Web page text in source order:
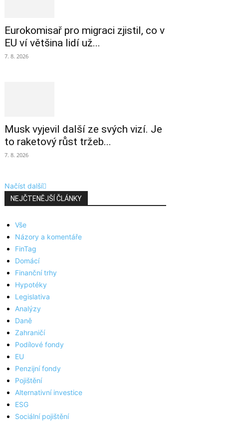
Eurokomisař pro migraci zjistil, co v
EU ví většina lidí už...
7. 8. 2026
Musk vyjevil další ze svých vizí. Je
to raketový růst tržeb...
7. 8. 2026
Načíst další
NEJČTENĚJŠÍ ČLÁNKY
Vše
Názory a komentáře
FinTag
Domácí
Finanční trhy
Hypotéky
Legislativa
Analýzy
Daně
Zahraničí
Podílové fondy
EU
Penzijní fondy
Pojištění
Alternativní investice
ESG
Sociální pojištění